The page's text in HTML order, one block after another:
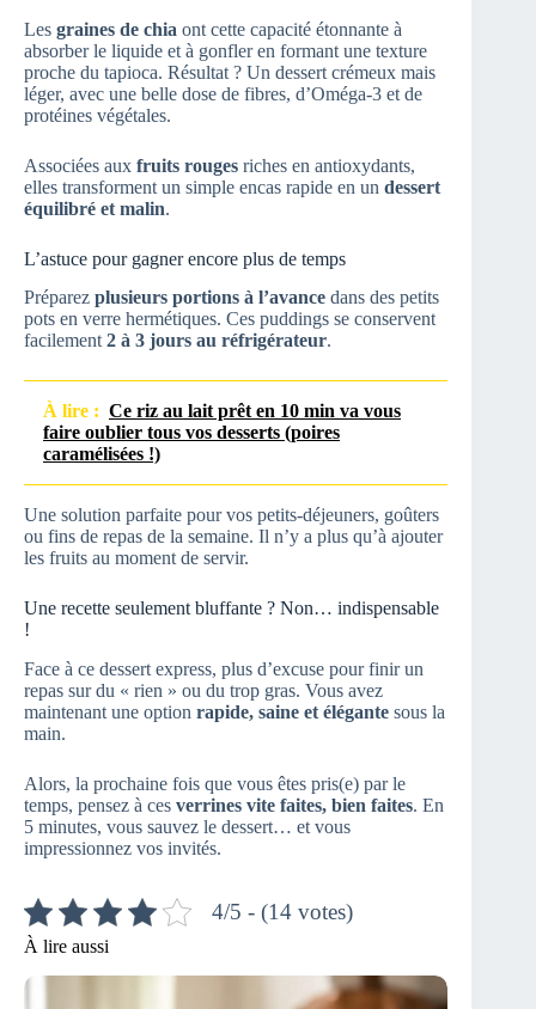
Les graines de chia ont cette capacité étonnante à
absorber le liquide et à gonfler en formant une texture
proche du tapioca. Résultat ? Un dessert crémeux mais
léger, avec une belle dose de fibres, d’Oméga-3 et de
protéines végétales.
Associées aux fruits rouges riches en antioxydants,
elles transforment un simple encas rapide en un dessert
équilibré et malin.
L’astuce pour gagner encore plus de temps
Préparez plusieurs portions à l’avance dans des petits
pots en verre hermétiques. Ces puddings se conservent
facilement 2 à 3 jours au réfrigérateur.
À lire : Ce riz au lait prêt en 10 min va vous
faire oublier tous vos desserts (poires
caramélisées !)
Une solution parfaite pour vos petits-déjeuners, goûters
ou fins de repas de la semaine. Il n’y a plus qu’à ajouter
les fruits au moment de servir.
Une recette seulement bluffante ? Non… indispensable
!
Face à ce dessert express, plus d’excuse pour finir un
repas sur du « rien » ou du trop gras. Vous avez
maintenant une option rapide, saine et élégante sous la
main.
Alors, la prochaine fois que vous êtes pris(e) par le
temps, pensez à ces verrines vite faites, bien faites. En
5 minutes, vous sauvez le dessert… et vous
impressionnez vos invités.
4/5 - (14 votes)
À lire aussi